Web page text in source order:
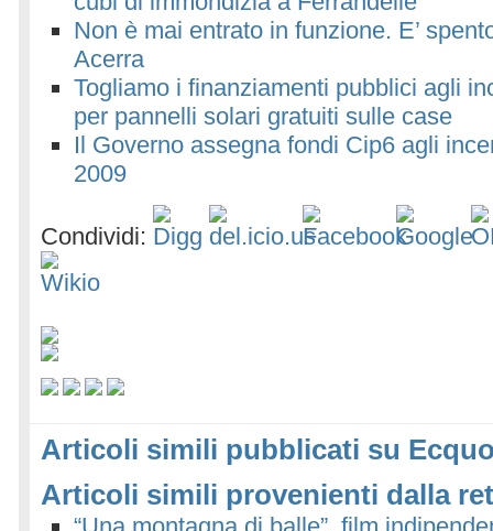
Non è mai entrato in funzione. E’
Acerra
Togliamo i finanziamenti pubblici agli
per pannelli solari gratuiti sulle case
Il Governo assegna fondi Cip6 agli
2009
Condividi:
Articoli simili pubblicati su
Articoli simili provenienti dalla